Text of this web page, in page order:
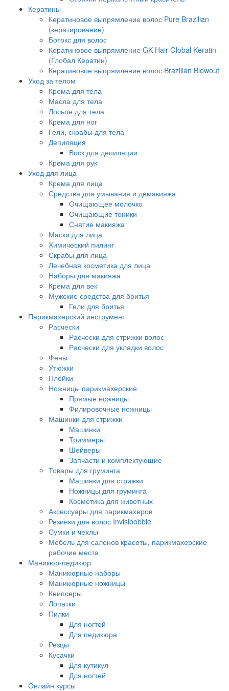
Кератины
Кератиновое выпрямление волос Pure Brazilian
(кератирование)
Ботокс для волос
Кератиновое выпрямление GK Hair Global Keratin
(Глобал Кератин)
Кератиновое выпрямление волос Brazilian Blowout
Уход за телом
Крема для тела
Масла для тела
Лосьон для тела
Крема для ног
Гели, скрабы для тела
Депиляция
Воск для депиляции
Крема для рук
Уход для лица
Крема для лица
Средства для умывания и демакияжа
Очищающее молочко
Очищающие тоники
Снятие макияжа
Маски для лица
Химический пилинг
Скрабы для лица
Лечебная косметика для лица
Наборы для макияжа
Крема для век
Мужские средства для бритья
Гели для бритья
Парикмахерский инструмент
Расчески
Расчески для стрижки волос
Расчески для укладки волос
Фены
Утюжки
Плойки
Ножницы парикмахерские
Прямые ножницы
Филировочные ножницы
Машинки для стрижки
Машинки
Триммеры
Шейверы
Запчасти и комплектующие
Товары для груминга
Машинки для стрижки
Ножницы для груминга
Косметика для животных
Аксессуары для парикмахеров
Резинки для волос Invisibobble
Сумки и чехлы
Мебель для салонов красоты, парикмахерские
рабочие места
Маникюр-педикюр
Маникюрные наборы
Маникюрные ножницы
Книпсеры
Лопатки
Пилки
Для ногтей
Для педикюра
Резцы
Кусачки
Для кутикул
Для ногтей
Онлайн курсы